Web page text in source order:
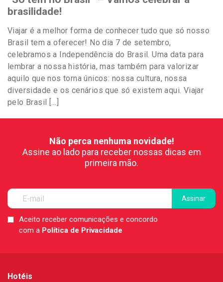
brasilidade!
Viajar é a melhor forma de conhecer tudo que só nosso
Brasil tem a oferecer! No dia 7 de setembro,
celebramos a Independência do Brasil. Uma data para
lembrar a nossa história, mas também para valorizar
aquilo que nos torna únicos: nossa cultura, nossa
diversidade e os cenários que só existem aqui. Viajar
pelo Brasil […]
Não perca nenhuma novidade!
Assine ao lado para receber nossas dicas em
primeira mão.
LGPDAceito receber comunicações e concordo
com a Política de Privacidade
Hotéis